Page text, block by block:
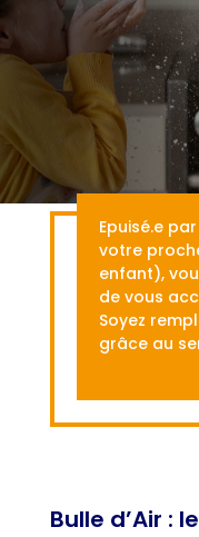
Epuisé.e
votre
enfant),
de vous
Soyez
grâce au
Bulle d’Air :